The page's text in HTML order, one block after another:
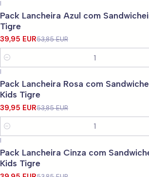
|
Pack Lancheira Azul com
Tigre
39,95 EUR53,85 EUR
Cantidad
|
Pack Lancheira Rosa com
Kids Tigre
39,95 EUR53,85 EUR
Cantidad
|
Pack Lancheira Cinza com
Kids Tigre